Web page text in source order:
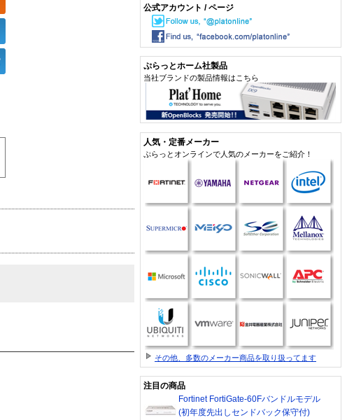
公式アカウント / ページ
ぷらっとホーム社製品
当社ブランドの製品情報はこちら
人気・定番メーカー
ぷらっとオンラインで人気のメーカーをご紹介！
その他、多数のメーカー商品を取り扱ってます
注目の商品
Fortinet FortiGate-60Fバンドルモデル
(初年度先出しセンドバック保守付)